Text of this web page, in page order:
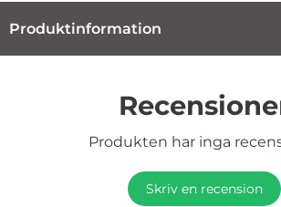
Produktinformation
Produkten har inga
Skriv en recension